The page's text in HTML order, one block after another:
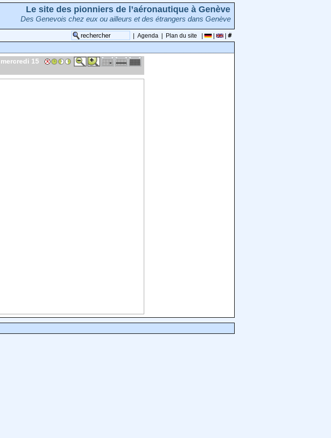
Le site des pionniers de l’aéronautique à Genève
Des Genevois chez eux ou ailleurs et des étrangers dans Genève
Agenda Plan du site
mercredi 15